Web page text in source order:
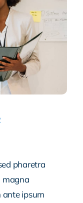
pharetra
magna
ante ipsum